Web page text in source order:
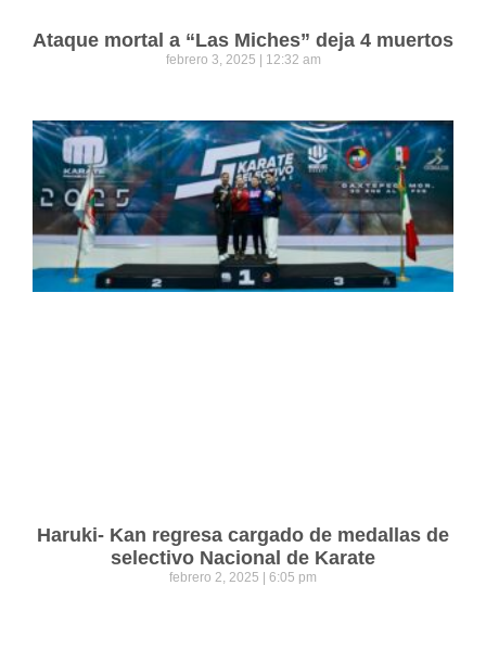
Ataque mortal a “Las Miches” deja 4 muertos
febrero 3, 2025 12:32 am
Haruki- Kan regresa cargado de medallas de
selectivo Nacional de Karate
febrero 2, 2025 6:05 pm